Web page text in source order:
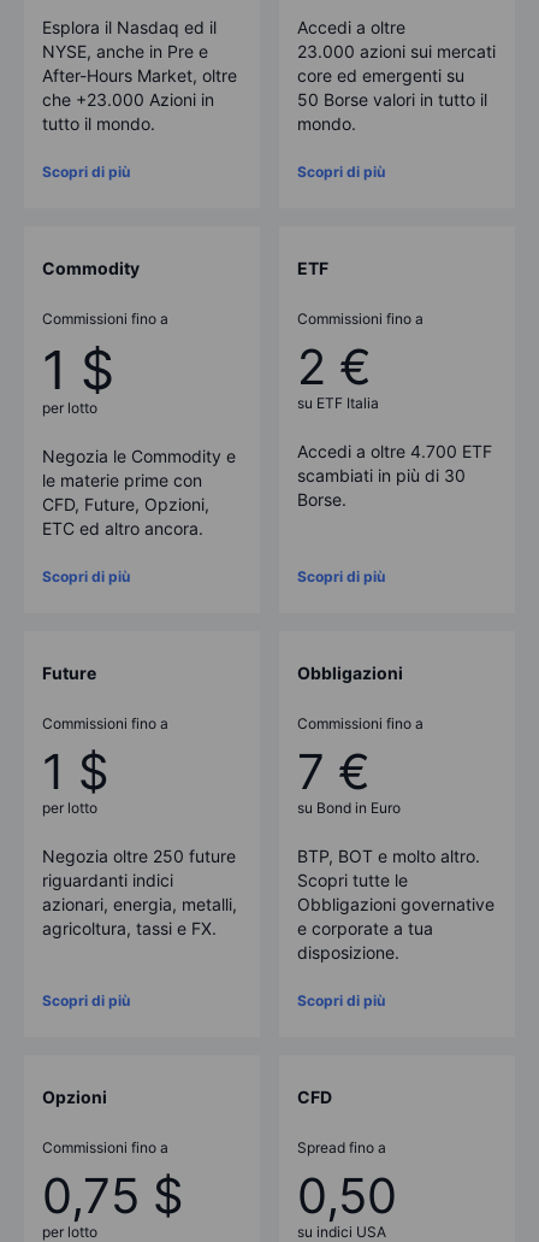
Esplora il Nasdaq ed il
NYSE, anche in Pre e
After-Hours Market, oltre
che +23.000 Azioni in
tutto il mondo.
Scopri di più
Accedi a oltre
23.000 azioni sui mercati
core ed emergenti su
50 Borse valori in tutto il
mondo.
Scopri di più
Commodity
Commissioni fino a
1 $
per lotto
Negozia le Commodity e
le materie prime con
CFD, Future, Opzioni,
ETC ed altro ancora.
Scopri di più
ETF
Commissioni fino a
2 €
su ETF Italia
Accedi a oltre 4.700 ETF
scambiati in più di 30
Borse.
Scopri di più
Future
Commissioni fino a
1 $
per lotto
Negozia oltre 250 future
riguardanti indici
azionari, energia, metalli,
agricoltura, tassi e FX.
Scopri di più
Obbligazioni
Commissioni fino a
7 €
su Bond in Euro
BTP, BOT e molto altro.
Scopri tutte le
Obbligazioni governative
e corporate a tua
disposizione.
Scopri di più
Opzioni
Commissioni fino a
0,75 $
per lotto
CFD
Spread fino a
0,50
su indici USA